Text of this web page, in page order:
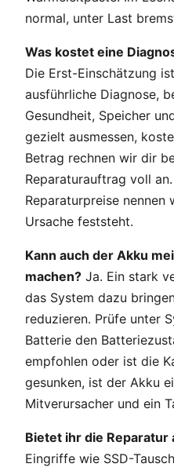
normal, unter Last
Was kostet eine
Die Erst-Einschätzung
ausführliche Diagnose,
Gesundheit, Speicher
gezielt ausmessen,
Betrag rechnen wir dir
Reparaturauftrag voll
Reparaturpreise nennen
Ursache feststeht.
Kann auch der Akku
machen? Ja. Ein stark
das System dazu
reduzieren. Prüfe unter
Batterie den
empfohlen oder ist die
gesunken, ist der Akku
Mitverursacher und ein
Bietet ihr die Reparatur
Eingriffe wie SSD-